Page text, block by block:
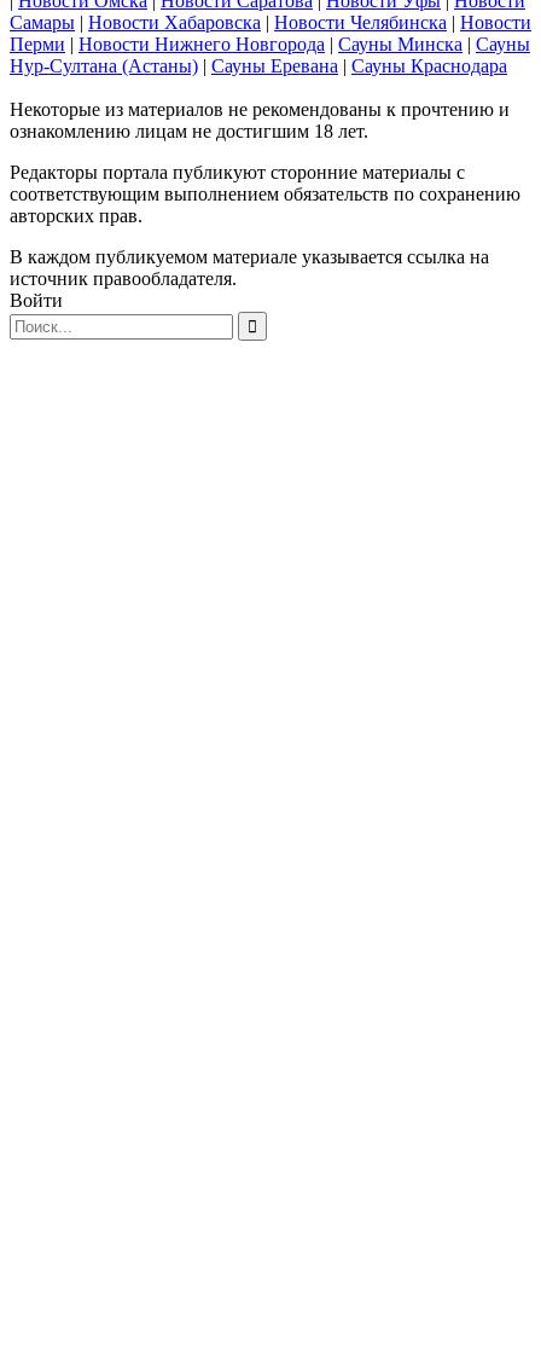
Самары | Новости Хабаровска | Новости Челябинска | Новости
Перми | Новости Нижнего Новгорода | Сауны Минска | Сауны
Нур-Султана (Астаны) | Сауны Еревана | Сауны Краснодара
Некоторые из материалов не рекомендованы к прочтению и
ознакомлению лицам не достигшим 18 лет.
Редакторы портала публикуют сторонние материалы с
соответствующим выполнением обязательств по сохранению
авторских прав.
В каждом публикуемом материале указывается ссылка на
источник правообладателя.
Войти